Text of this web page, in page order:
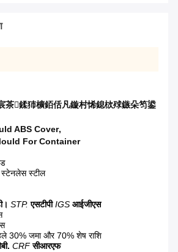
茶鍒犻櫎銆佸凡鏇村悕鎴栨殏鏃朵笉鍙
ABS Cover,
For Container
स्टील
STP. एसटीपी IGS आईजीएस
30% जमा और 70% शेष राशि
CRF सीआरएफ